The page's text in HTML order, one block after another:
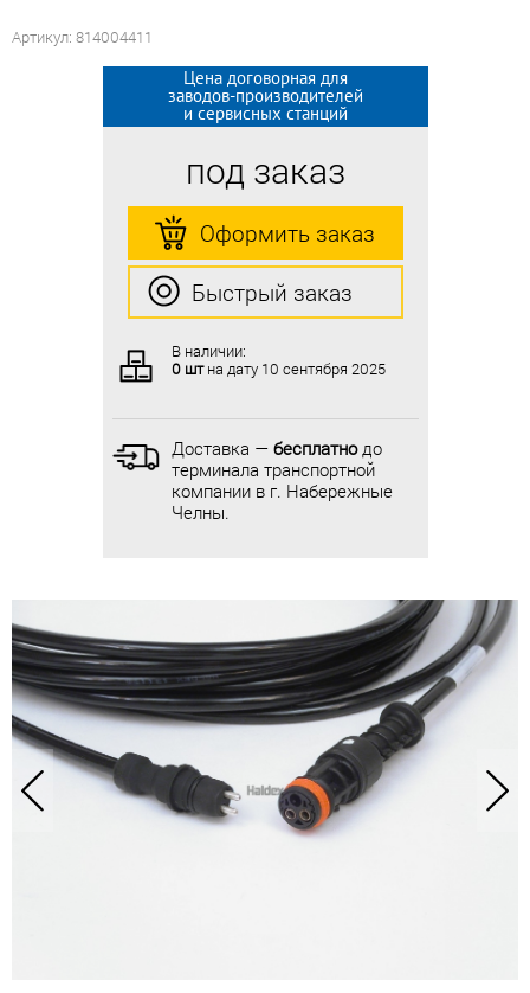
Артикул: 814004411
Цена договорная для
заводов-производителей
и сервисных станций
под заказ
Оформить заказ
Быстрый заказ
В наличии:
0 штна дату 10 сентября 2025
Доставка — бесплатнодо
терминала транспортной
компании в г. Набережные
Челны.
Цена договорная для
заводов-производителей
и сервисных станций
под заказ
Оформить заказ
Быстрый заказ
В наличии:
0 штна дату 10 сентября 2025
Доставка — бесплатнодо
терминала транспортной
компании в г. Набережные
Челны.